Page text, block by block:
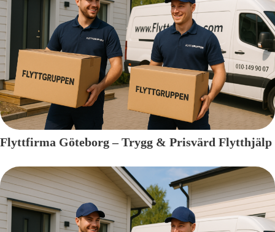
Flyttfirma Göteborg – Trygg & Prisvärd Flytthjälp